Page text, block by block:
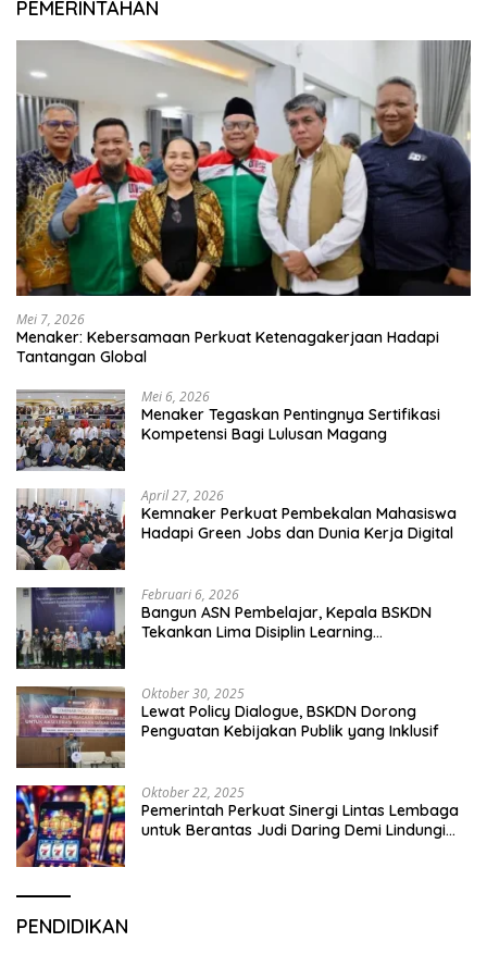
PEMERINTAHAN
Mei 7, 2026
Menaker: Kebersamaan Perkuat Ketenagakerjaan Hadapi
Tantangan Global
Mei 6, 2026
Menaker Tegaskan Pentingnya Sertifikasi
Kompetensi Bagi Lulusan Magang
April 27, 2026
Kemnaker Perkuat Pembekalan Mahasiswa
Hadapi Green Jobs dan Dunia Kerja Digital
Februari 6, 2026
Bangun ASN Pembelajar, Kepala BSKDN
Tekankan Lima Disiplin Learning
Oktober 30, 2025
Lewat Policy Dialogue, BSKDN Dorong
Penguatan Kebijakan Publik yang Inklusif
Oktober 22, 2025
Pemerintah Perkuat Sinergi Lintas Lembaga
untuk Berantas Judi Daring Demi Lindungi
PENDIDIKAN